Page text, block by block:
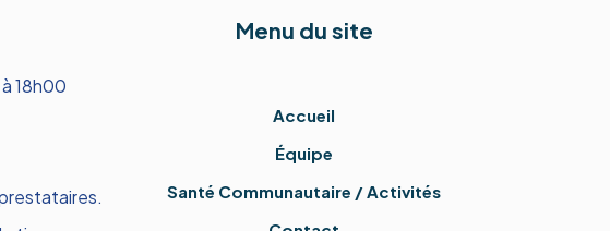
18h00
Menu du site
Accueil
Équipe
Santé Communautaire / Activités